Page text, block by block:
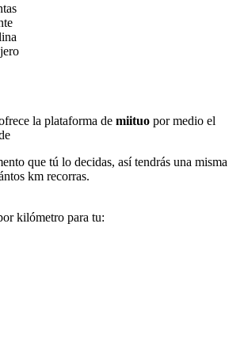
la plataforma de miituo por medio el
que tú lo decidas, así tendrás una misma
km recorras.
kilómetro para tu: